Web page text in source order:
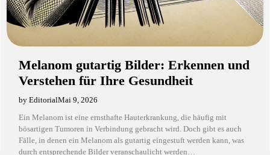
Melanom gutartig Bilder: Erkennen und
Verstehen für Ihre Gesundheit
by EditorialMai 9, 2026
Ein Melanom ist eine ernsthafte Hauterkrankung, die häufig mit
bösartigen Tumoren in Verbindung gebracht wird. Doch gibt es auch
Fälle, in denen ein Melanom als gutartig eingestuft werden kann, was
durch entsprechende Bilder veranschaulicht werden…